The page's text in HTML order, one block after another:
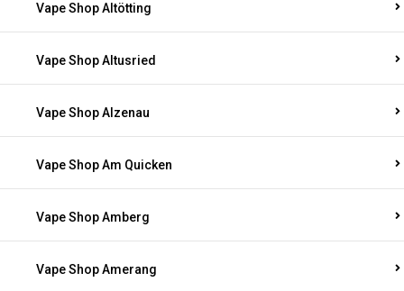
Vape Shop Altötting
Vape Shop Altusried
Vape Shop Alzenau
Vape Shop Am Quicken
Vape Shop Amberg
Vape Shop Amerang